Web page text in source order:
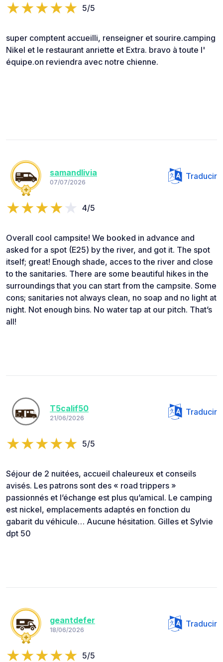
5/5
super comptent accueilli, renseigner et sourire.camping
Nikel et le restaurant anriette et Extra. bravo à toute l'
équipe.on reviendra avec notre chienne.
samandlivia
07/07/2026
Traducir
4/5
Overall cool campsite! We booked in advance and
asked for a spot (E25) by the river, and got it. The spot
itself; great! Enough shade, acces to the river and close
to the sanitaries. There are some beautiful hikes in the
surroundings that you can start from the campsite. Some
cons; sanitaries not always clean, no soap and no light at
night. Not enough bins. No water tap at our pitch. That’s
all!
T5calif50
21/06/2026
Traducir
5/5
Séjour de 2 nuitées, accueil chaleureux et conseils
avisés. Les patrons sont des « road trippers »
passionnés et l’échange est plus qu’amical. Le camping
est nickel, emplacements adaptés en fonction du
gabarit du véhicule… Aucune hésitation. Gilles et Sylvie
dpt 50
geantdefer
18/06/2026
Traducir
5/5